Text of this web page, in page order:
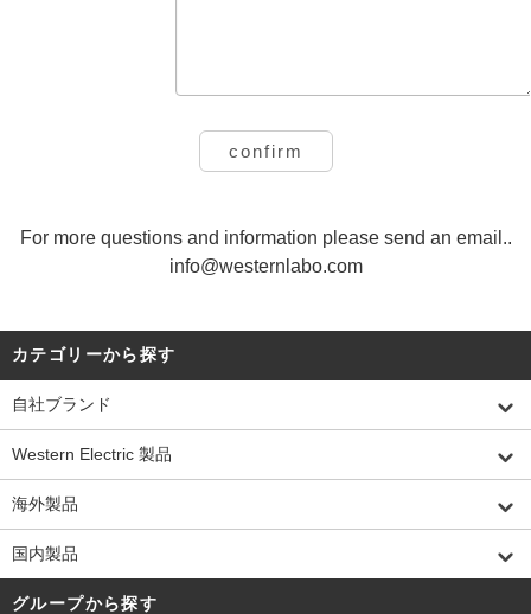
For more questions and information please send an email..
info@westernlabo.com
カテゴリーから探す
自社ブランド
Western Electric 製品
海外製品
国内製品
グループから探す